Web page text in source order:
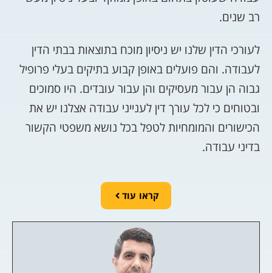
רב שנים.
לעורכי הדין שלנו יש ניסיון מוכח בתוצאות בבתי הדין
לעבודה. והם פועלים באופן קבוע בתיקים בעלי פרופיל
גבוה הן עבור מעסיקים והן עבור עובדים. היו סמוכים
ובטוחים כי לכל עורך דין לענייני עבודה אצלנו יש את
הכישורים והמומחיות לטפל בכל נושא משפטי הקשור
בדיני עבודה.
קראו עוד